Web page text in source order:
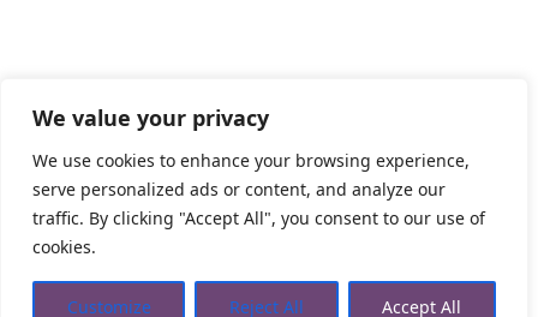
We value your privacy
We use cookies to enhance your browsing experience,
serve personalized ads or content, and analyze our
traffic. By clicking "Accept All", you consent to our use of
cookies.
Customize Reject All Accept All
by
Posted
Minerales,Nombres
Tienda Esotérica Online – Librería Esotérica,Proudly
powered by WordPress.
Privacidad
Aviso Legal Cookies Web